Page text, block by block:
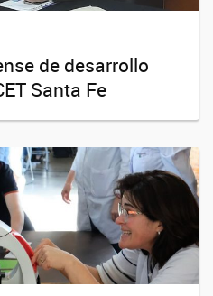
de desarrollo
Santa Fe